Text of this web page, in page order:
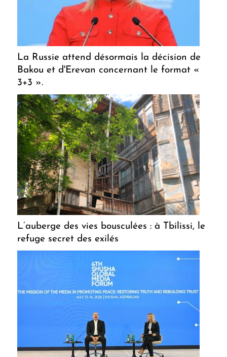
La Russie attend désormais la décision de
Bakou et d'Erevan concernant le format «
3+3 ».
L’auberge des vies bousculées : à Tbilissi, le
refuge secret des exilés